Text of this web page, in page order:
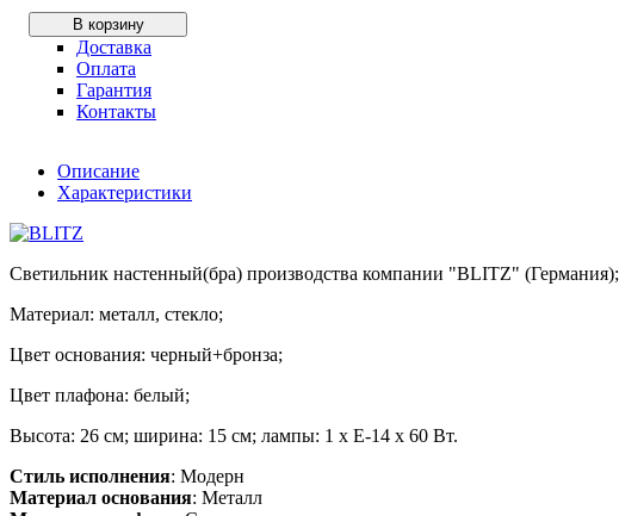
В корзину
Доставка
Оплата
Гарантия
Контакты
Описание
Характеристики
Светильник настенный(бра) производства компании "BLITZ" (Германия);
Материал: металл, стекло;
Цвет основания: черный+бронза;
Цвет плафона: белый;
Высота: 26 см; ширина: 15 см; лампы: 1 х Е-14 х 60 Вт.
Стиль исполнения: Модерн
Материал основания: Металл